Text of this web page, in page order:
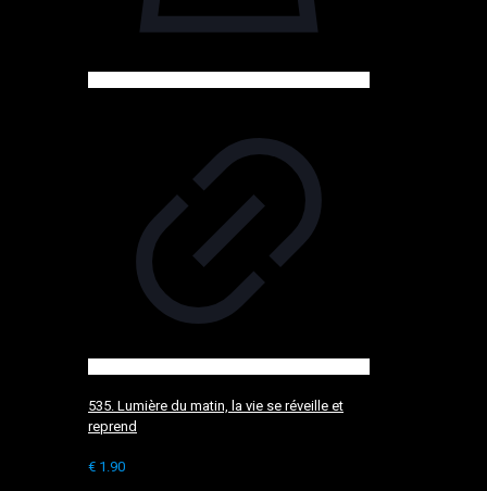
535. Lumière du matin, la vie se réveille et
reprend
€ 1.90